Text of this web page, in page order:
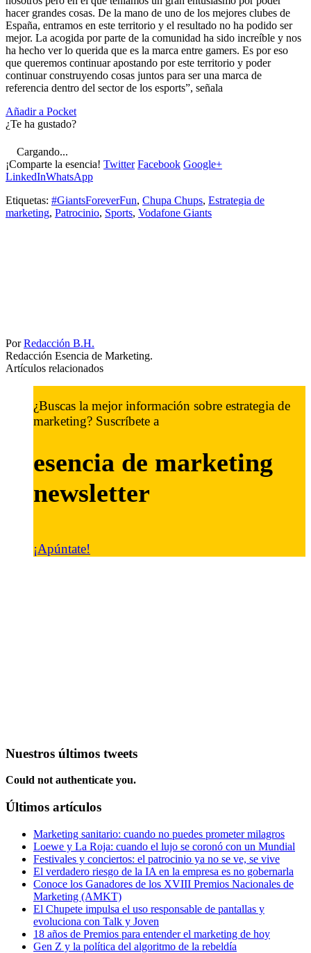
hacer grandes cosas. De la mano de uno de los mejores clubes de
España, entramos en este territorio y el resultado no ha podido ser
mejor. La acogida por parte de la comunidad ha sido increíble y nos
ha hecho ver lo querida que es la marca entre gamers. Es por eso
que queremos continuar apostando por este territorio y poder
continuar construyendo cosas juntos para ser una marca de
referencia dentro del sector de los esports”, señala
Añadir a Pocket
¿Te ha gustado?
Cargando...
¡Comparte la esencia! Twitter Facebook Google+
LinkedInWhatsApp
Etiquetas: #GiantsForeverFun, Chupa Chups, Estrategia de
marketing, Patrocinio, Sports, Vodafone Giants
PorRedacción B.H.
Redacción Esencia de Marketing.
Artículos relacionados
¿Buscas la mejor información sobre estrategia de
marketing? Suscríbete a
esencia de marketing
newsletter
¡Apúntate!
Nuestros últimos tweets
Could not authenticate you.
Últimos artículos
Marketing sanitario: cuando no puedes prometer milagros
Loewe y La Roja: cuando el lujo se coronó con un Mundial
Festivales y conciertos: el patrocinio ya no se ve, se vive
El verdadero riesgo de la IA en la empresa es no gobernarla
Conoce los Ganadores de los XVIII Premios Nacionales de
Marketing (AMKT)
El Chupete impulsa el uso responsable de pantallas y
evoluciona con Talk y Joven
18 años de Premios para entender el marketing de hoy
Gen Z y la política del algoritmo de la rebeldía